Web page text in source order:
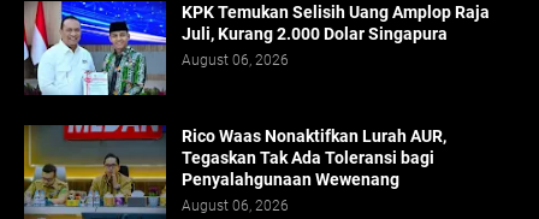
KPK Temukan Selisih Uang Amplop Raja
Juli, Kurang 2.000 Dolar Singapura
August 06, 2026
Rico Waas Nonaktifkan Lurah AUR,
Tegaskan Tak Ada Toleransi bagi
Penyalahgunaan Wewenang
August 06, 2026